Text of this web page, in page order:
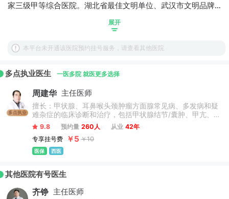
家三级甲等综合医院。湖北省最佳文明单位、武汉市文明品牌
四医院”1999年，经湖北省卫生厅批准，医院增挂“武汉市骨科
医院恢复“普爱医院”原称;2017年，武汉市编制办确定医院名称
医院第二、第三名称。
展开
本平台未开通该医院预约挂号服务，请查看其他医院
多点执业医生 一医多院 就医更多选择
多点执业
周建华 主任医师
擅长：甲状腺、耳鼻喉头颈肿瘤方面腺常见病、多发病和疑
难杂症的临床诊断和治疗，包括甲状腺结节/囊肿、甲亢、甲
减、桥本氏甲状腺炎、甲状腺癌/微小癌、鼻炎、鼻窦炎、鼻
息肉、中耳炎、扁桃体/腺样体肥大、声带小结/息肉、咽喉
囊肿等，尤其擅长甲状腺结节分级评估、甲亢甲减保守治疗
及中西结合治疗等。
9.8 预约量 260人 从业 42年
专享挂号费
￥5 ￥10
医保 西医
其他医院有号医生
齐铮 主任医师